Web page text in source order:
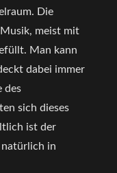
Die
meist mit
Man kann
dabei immer
des
sich dieses
ist der
natürlich in